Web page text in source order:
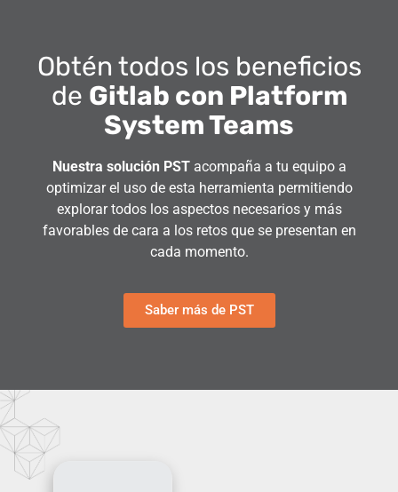
Obtén todos los beneficios
de Gitlab con Platform
System Teams
Nuestra solución PSTacompaña a tu equipo a
optimizar el uso de esta herramienta permitiendo
explorar todos los aspectos necesarios y más
favorables de cara a los retos que se presentan en
cada momento.
Saber más de PST